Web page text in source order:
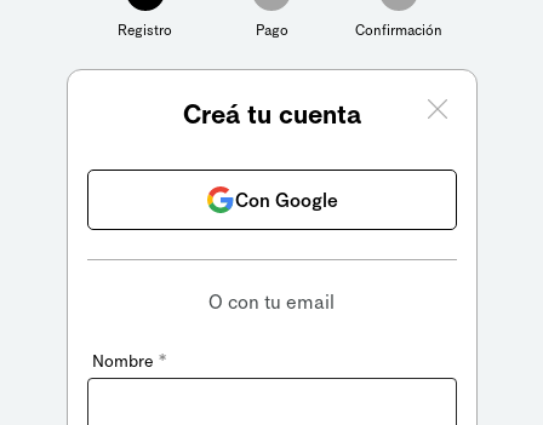
Registro Pago Confirmación
Creá tu cuenta
Con Google
O con tu email
Nombre *